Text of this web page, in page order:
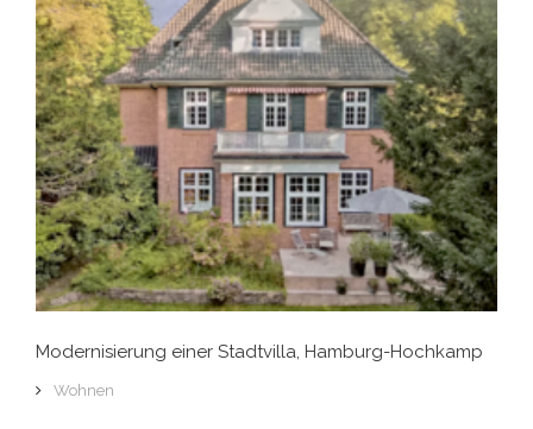
Modernisierung einer Stadtvilla, Hamburg-Hochkamp
Wohnen